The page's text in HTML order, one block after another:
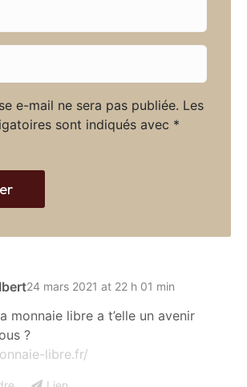
24 mars 2021 at 22 h 01 min
monnaie libre a t’elle un avenir
?
libre.fr/
e-mail ne sera pas publiée. Les
sont indiqués avec *